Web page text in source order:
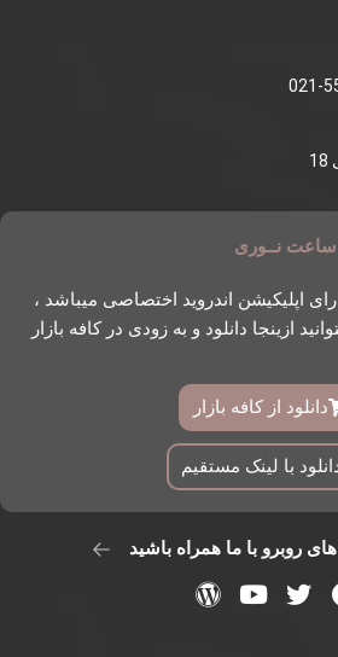
ساعت نــوری
اپلیکیشن اندروید اختصاصی میباشد ،
ازینجا دانلود و به زودی در کافه بازار
دانلود از کافه بازار
با لینک مستقیم
روبرو با ما همراه باشید